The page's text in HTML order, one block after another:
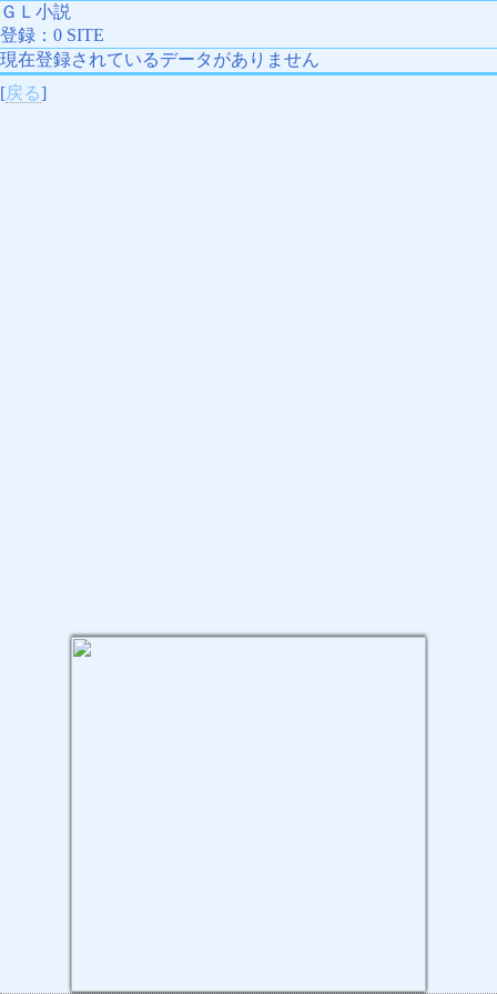
ＧＬ小説
登録：0 SITE
現在登録されているデータがありません
[戻る]